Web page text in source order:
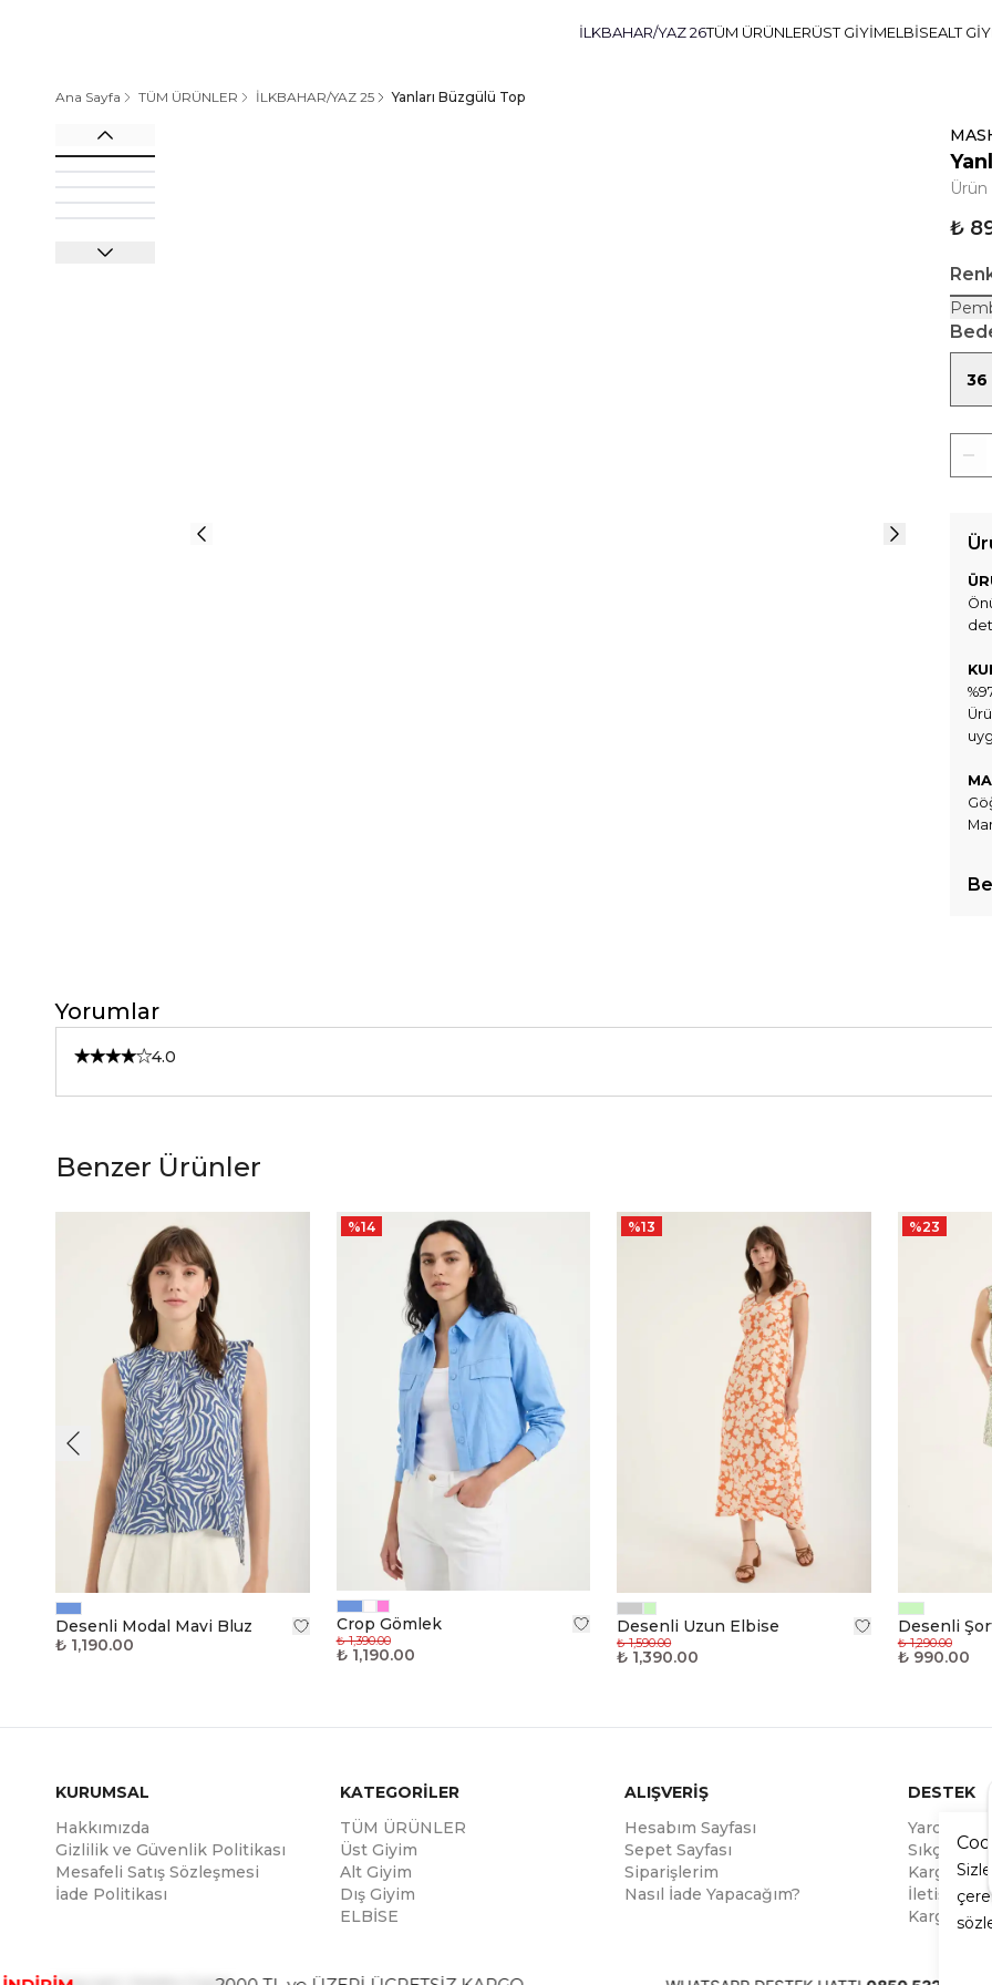
İLKBAHAR/YAZ 26TÜM ÜRÜNLERÜST GİYİMELBİSEALT
Ana Sayfa TÜM ÜRÜNLER İLKBAHAR/YAZ 25 Yanları Büzgülü Top
₺
36
Yorumlar
4.0
Benzer Ürünler
Desenli Modal Mavi Bluz
₺ 1,190.00
%14
Crop Gömlek
₺ 1,390.00
₺ 1,190.00
%13
Desenli Uzun Elbise
₺ 1,590.00
₺ 1,390.00
%23
Desenli
₺ 1,290.00
₺ 990.00
KURUMSAL
Hakkımızda
Gizlilik ve Güvenlik Politikası
Mesafeli Satış Sözleşmesi
İade Politikası
KATEGORİLER
TÜM ÜRÜNLER
Üst Giyim
Alt Giyim
Dış Giyim
ELBİSE
ALIŞVERİŞ
Hesabım Sayfası
Sepet Sayfası
Siparişlerim
Nasıl İade Yapacağım?
DESTEK
Yardım
Sıkça
Kargo
İletişim
Kargo ve